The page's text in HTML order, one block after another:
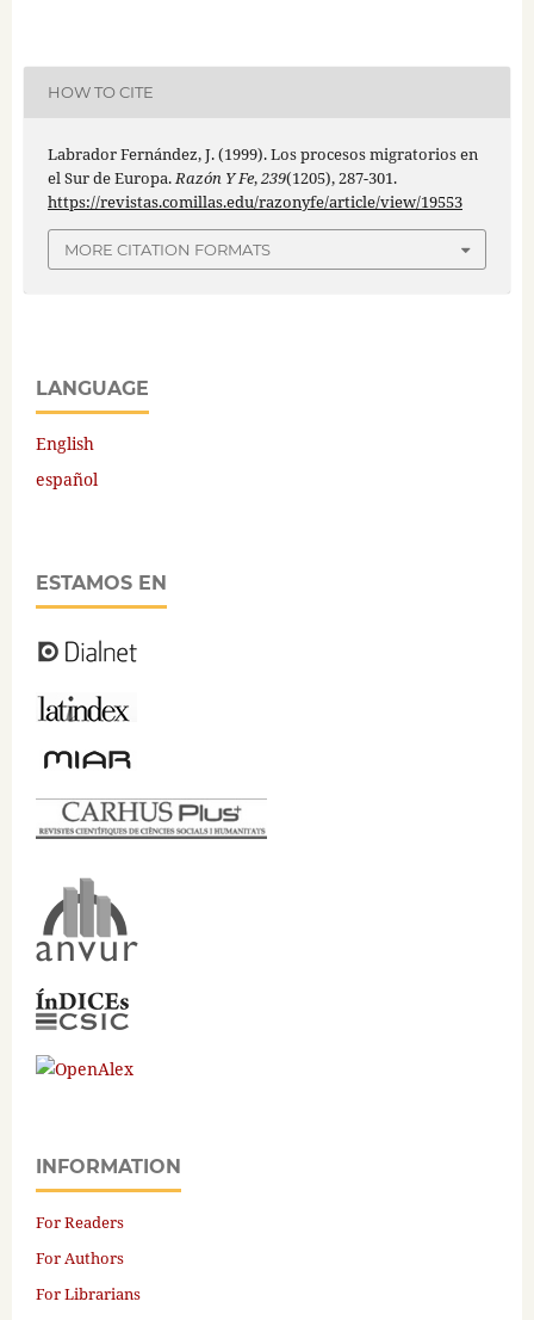
HOW TO CITE
Labrador Fernández, J. (1999). Los procesos migratorios en
el Sur de Europa.Razón Y Fe,239(1205), 287-301.
https://revistas.comillas.edu/razonyfe/article/view/19553
MORE CITATION FORMATS
LANGUAGE
English
español
ESTAMOS EN
INFORMATION
For Readers
For Authors
For Librarians